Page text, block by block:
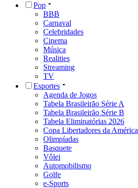
Pop
BBB
Carnaval
Celebridades
Cinema
Música
Realities
Streaming
TV
Esportes
Agenda de Jogos
Tabela Brasileirão Série A
Tabela Brasileirão Série B
Tabela Eliminatórias 2026
Copa Libertadores da América
Olimpíadas
Basquete
Vôlei
Automobilismo
Golfe
e-Sports